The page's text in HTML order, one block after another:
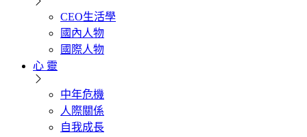
CEO生活學
國內人物
國際人物
心 靈
中年危機
人際關係
自我成長